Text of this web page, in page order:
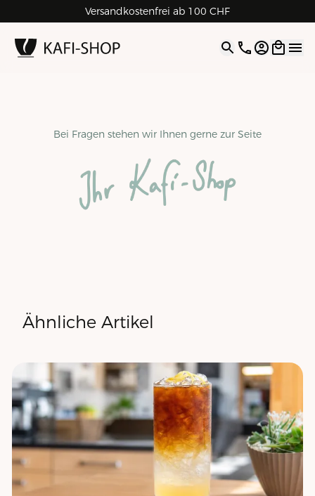
Versandkostenfrei ab 100 CHF
Rechnungskauf für Geschäftskunden
4.9| 5.0 Google
Open
Bei Fragen stehen wir Ihnen gerne zur Seite
Ähnliche Artikel